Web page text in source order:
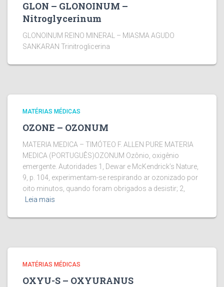
GLON – GLONOINUM –
Nitroglycerinum
GLONOINUM REINO MINERAL – MIASMA AGUDO
SANKARAN Trinitroglicerina
MATÉRIAS MÉDICAS
OZONE – OZONUM
MATERIA MEDICA – TIMÓTEO F. ALLEN PURE MATERIA
MEDICA (PORTUGUÊS)OZONUM Ozônio, oxigênio
emergente. Autoridades 1, Dewar e McKendrick’s Nature,
9, p. 104, experimentam-se respirando ar ozonizado por
oito minutos, quando foram obrigados a desistir; 2,
Leia mais
MATÉRIAS MÉDICAS
OXYU-S – OXYURANUS